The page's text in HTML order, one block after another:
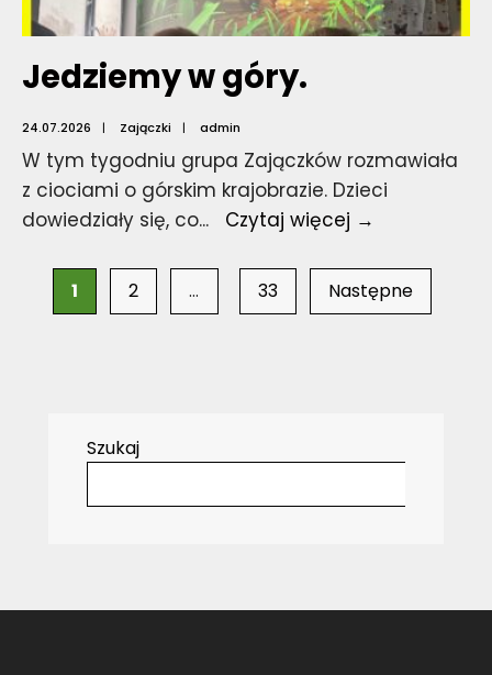
Jedziemy w góry.
24.07.2026 | Zajączki | admin
W tym tygodniu grupa Zajączków rozmawiała
z ciociami o górskim krajobrazie. Dzieci
dowiedziały się, co... Czytaj więcej →
góry.
Stronicowanie
wpisów
1 2 … 33 Następne
Szukaj